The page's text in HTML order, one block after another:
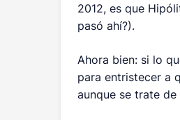
2012, es que
pasó ahí?).
Ahora bien: si lo
para entristecer a
aunque se trate